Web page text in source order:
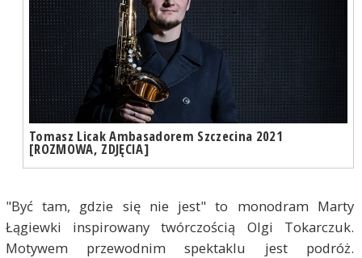
Tomasz Licak Ambasadorem Szczecina 2021
[ROZMOWA, ZDJĘCIA]
"Być tam, gdzie się nie jest" to monodram Marty
Łągiewki inspirowany twórczością Olgi Tokarczuk.
Motywem przewodnim spektaklu jest podróż.